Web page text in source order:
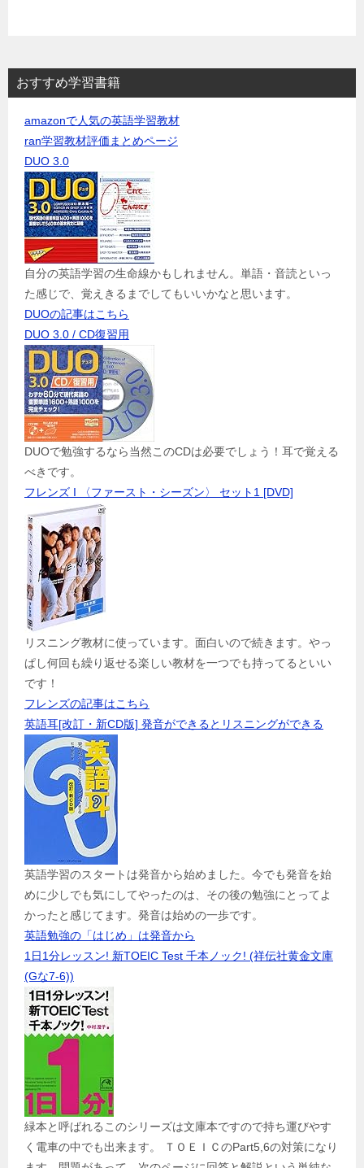
おすすめ学習書籍
amazonで人気の英語学習教材
ran学習教材評価まとめページ
DUO 3.0
自分の英語学習の生命線かもしれません。単語・音読といっ
た感じで、覚えきるまでしてもいいかなと思います。
DUOの記事はこちら
DUO 3.0 / CD復習用
DUOで勉強するなら当然このCDは必要でしょう！耳で覚える
べきです。
フレンズ I 〈ファースト・シーズン〉 セット1 [DVD]
リスニング教材に使っています。面白いので続きます。やっ
ぱし何回も繰り返せる楽しい教材を一つでも持ってるといい
です！
フレンズの記事はこちら
英語耳[改訂・新CD版] 発音ができるとリスニングができる
英語学習のスタートは発音から始めました。今でも発音を始
めに少しでも気にしてやったのは、その後の勉強にとってよ
かったと感じてます。発音は始めの一歩です。
英語勉強の「はじめ」は発音から
1日1分レッスン! 新TOEIC Test 千本ノック! (祥伝社黄金文庫
(Gな7-6))
緑本と呼ばれるこのシリーズは文庫本ですので持ち運びやす
く電車の中でも出来ます。 ＴＯＥＩＣのPart5,6の対策になり